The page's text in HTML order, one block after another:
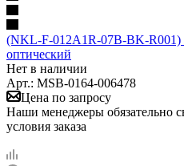
(NKL-F-012A1R-07B-BK-
оптический
Нет в наличии
Арт.: MSB-0164-006478
Цена по запросу
Наши менеджеры обязательно
условия заказа